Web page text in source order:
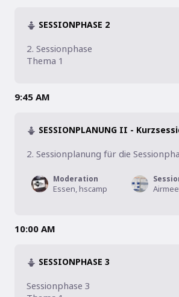
SESSIONPHASE 2
2. Sessionphase
Thema 1
9:45 AM
SESSIONPLANUNG II -
2. Sessionplanung für die
Moderation
Essen, hscamp
10:00 AM
SESSIONPHASE 3
Sessionphase 3